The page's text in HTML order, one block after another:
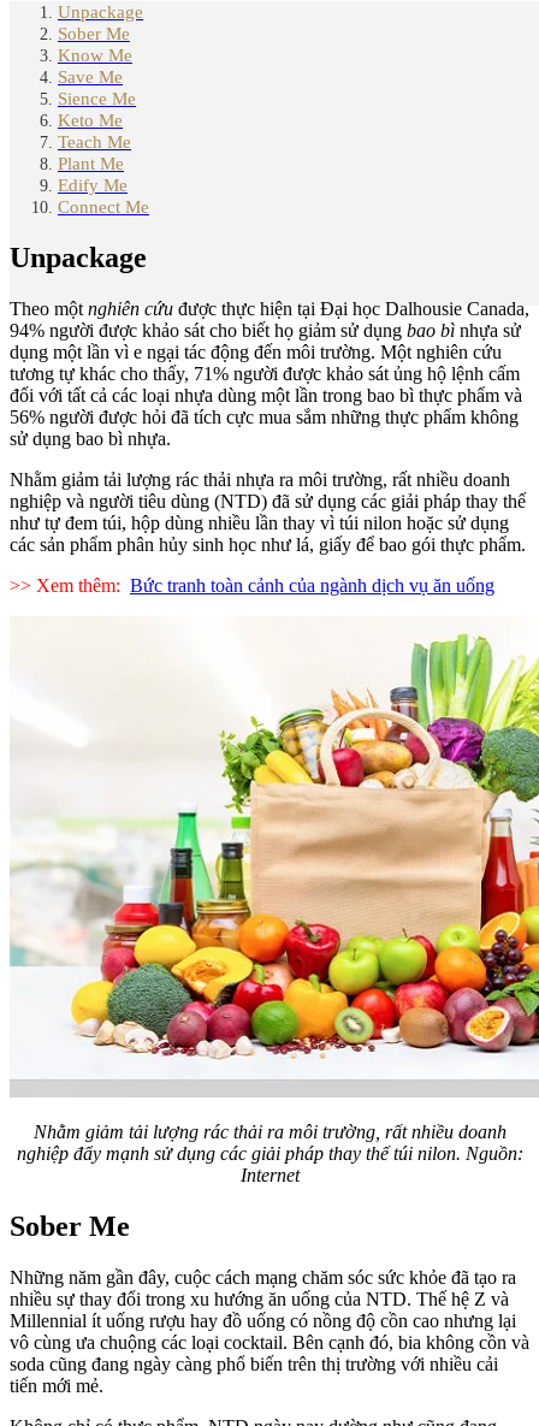
Unpackage
Sober Me
Know Me
Save Me
Sience Me
Keto Me
Teach Me
Plant Me
Edify Me
Connect Me
Unpackage
Theo một nghiên cứu được thực hiện tại Đại học Dalhousie Canada,
94% người được khảo sát cho biết họ giảm sử dụng bao bì nhựa sử
dụng một lần vì e ngại tác động đến môi trường. Một nghiên cứu
tương tự khác cho thấy, 71% người được khảo sát ủng hộ lệnh cấm
đối với tất cả các loại nhựa dùng một lần trong bao bì thực phẩm và
56% người được hỏi đã tích cực mua sắm những thực phẩm không
sử dụng bao bì nhựa.
Nhằm giảm tải lượng rác thải nhựa ra môi trường, rất nhiều doanh
nghiệp và người tiêu dùng (NTD) đã sử dụng các giải pháp thay thế
như tự đem túi, hộp dùng nhiều lần thay vì túi nilon hoặc sử dụng
các sản phẩm phân hủy sinh học như lá, giấy để bao gói thực phẩm.
>> Xem thêm: Bức tranh toàn cảnh của ngành dịch vụ ăn uống
Nhằm giảm tải lượng rác thải ra môi trường, rất nhiều doanh
nghiệp đẩy mạnh sử dụng các giải pháp thay thế túi nilon. Nguồn:
Internet
Sober Me
Những năm gần đây, cuộc cách mạng chăm sóc sức khỏe đã tạo ra
nhiều sự thay đổi trong xu hướng ăn uống của NTD. Thế hệ Z và
Millennial ít uống rượu hay đồ uống có nồng độ cồn cao nhưng lại
vô cùng ưa chuộng các loại cocktail. Bên cạnh đó, bia không cồn và
soda cũng đang ngày càng phổ biến trên thị trường với nhiều cải
tiến mới mẻ.